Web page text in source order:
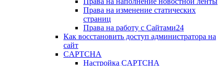
Права на изменение статических
страниц
Права на работу с Сайтами24
Как восстановить доступ администратора на
сайт
CAPTCHA
Настройка CAPTCHA